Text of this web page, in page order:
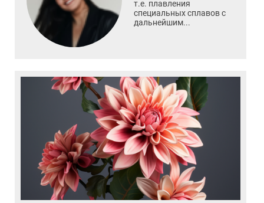
т.е. плавления
специальных сплавов с
дальнейшим...